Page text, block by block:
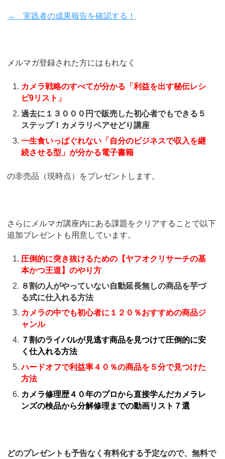
→ 実践者の成果報告を確認する！
メルマガ登録された方にはもれなく
カメラ戦略のすべてが分かる「利益を出す秘伝レシ
ピ9リスト」
過去に１３０００円で販売した初心者でもできる５
ステップ！カメラリペアせどり講座
一生食いっぱぐれない「自分のビジネスで収入を継
続させる型」が分かる電子書籍
の非売品（現時点）をプレゼントします。
さらにメルマガ講座内にある課題をクリアすることで以下
追加プレゼントも用意しています。
圧倒的に突き抜けるための【ヤフオクリサーチの基
本かつ王道】のやり方
８割の人がやっていない自動延長無しの商品を芋づ
る式に仕入れる方法
カメラの中でも初心者に１２０％おすすめの商品ジ
ャンル
７割のライバルが見逃す商品を見つけて圧倒的に安
く仕入れる方法
ハードオフで利益率４０％の商品を５分で見つけた
方法
カメラ修理歴４０年のプロから直接学んだカメラレ
ンズの検品から分解修理までの動画リスト７選
どのプレゼントも予告なく有料化する予定なので、無料で